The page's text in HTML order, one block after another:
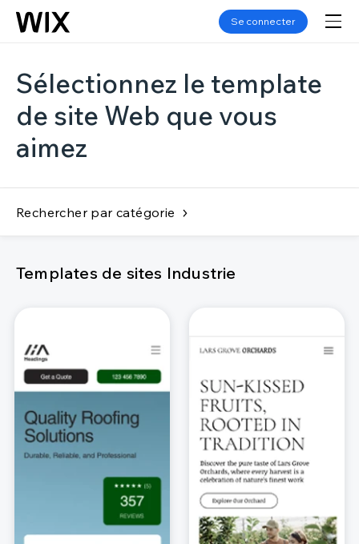
Se connecter
Sélectionnez le template
de site Web que vous
aimez
Rechercher par catégorie
Templates de sites Industrie